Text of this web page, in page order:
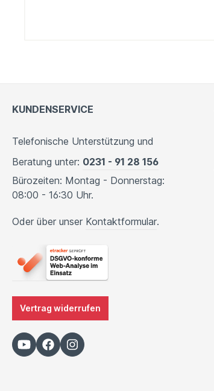
KUNDENSERVICE
Telefonische Unterstützung und
Beratung unter: 0231 - 91 28 156
Bürozeiten: Montag - Donnerstag:
08:00 - 16:30 Uhr.
Oder über unser Kontaktformular.
Vertrag widerrufen